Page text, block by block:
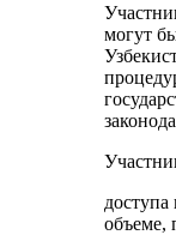
могут
объеме,